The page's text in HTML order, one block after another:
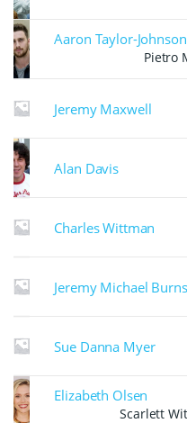
Aaron Taylor-Johnson
Pietro
Jeremy Maxwell
Alan Davis
Charles Wittman
Jeremy Michael Burns
Sue Danna Myer
Elizabeth Olsen
Scarlett